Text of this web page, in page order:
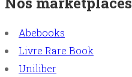
Abebooks
Livre Rare Book
Uniliber